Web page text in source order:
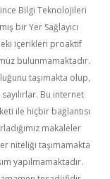
Bilgi Teknolojileri
bir Yer Sağlayıcı
içerikleri proaktif
bulunmamaktadır.
taşımakta olup,
Bu internet
ile hiçbir bağlantısı
makaleler
niteliği taşımamakta
yapılmamaktadır.